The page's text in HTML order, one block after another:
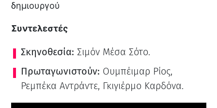
δημιουργού
Συντελεστές
Σκηνοθεσία: Σιμόν Μέσα Σότο.
Πρωταγωνιστούν: Ουμπέιμαρ Ρίος,
Ρεμπέκα Αντράντε, Γκιγιέρμο Καρδόνα.